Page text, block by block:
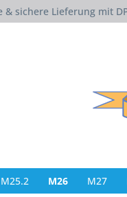
& sichere Lieferung mit
M25.2 M26 M27